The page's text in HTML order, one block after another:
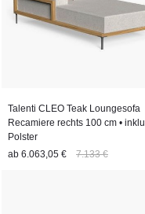
Talenti CLEO Teak Loungesofa
Recamiere rechts 100 cm •
Polster
ab 6.063,05 € 7.133 €